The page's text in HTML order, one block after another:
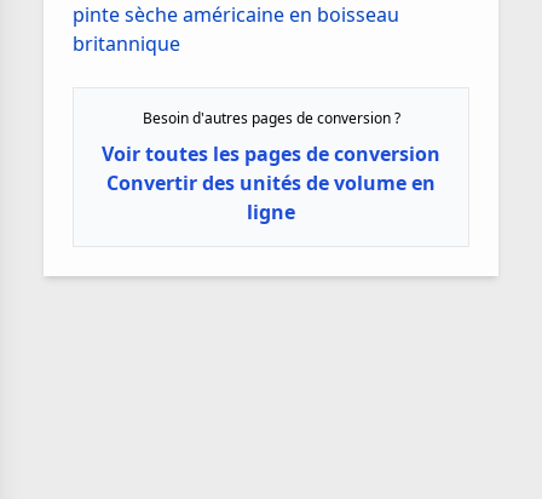
pinte sèche américaine en boisseau
britannique
Besoin d'autres pages de conversion ?
Voir toutes les pages de conversion
Convertir des unités de volume en
ligne